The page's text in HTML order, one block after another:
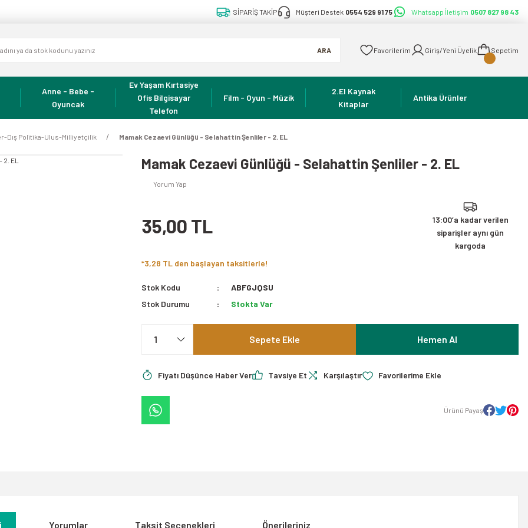
SİPARİŞ TAKİP Müşteri Destek 0554 529 91 75 Whatsapp İletişim 0507 827 98 43
ARA Favorilerim Giriş/Yeni Üyelik Sepetim
Anne - Bebe -
Oyuncak
Ev Yaşam Kırtasiye
Ofis Bilgisayar
Telefon
Film - Oyun - Müzik
2.El Kaynak
Kitaplar
Antika Ürünler
Dış Politika-Ulus-Milliyetçilik Mamak Cezaevi Günlüğü - Selahattin Şenliler - 2. EL
Mamak Cezaevi Günlüğü - Selahattin Şenliler - 2. EL
Yorum Yap
35,00 TL
13:00’a kadar verilen
siparişler aynı gün
kargoda
*3,28 TL den başlayan taksitlerle!
Stok Kodu
ABFGJQSU
Stok Durumu
Stokta Var
Sepete Ekle Hemen Al
Fiyatı Düşünce Haber Ver Tavsiye Et Karşılaştır
Ürünü Payaş
Yorumlar Taksit Seçenekleri Önerileriniz